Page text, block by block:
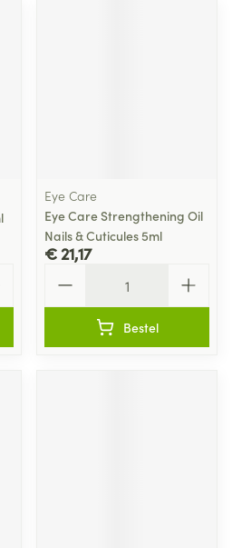
Eye Care
Eye Care Strengthening Oil
Nails & Cuticules 5ml
€ 21,17
Bestel